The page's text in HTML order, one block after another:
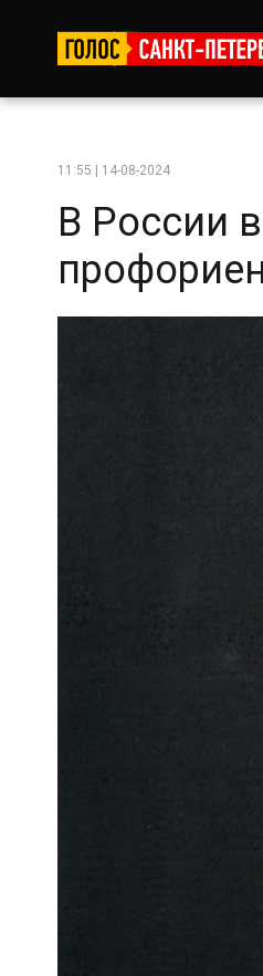
11:55 | 14-08-2024
В России